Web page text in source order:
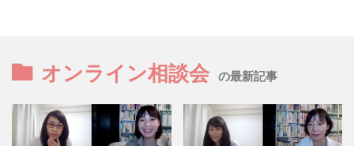
オンライン相談会 の最新記事